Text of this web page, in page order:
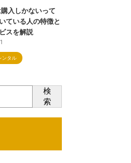
入しかないって
ている人の特徴と
スを解説
ンタル
検
索